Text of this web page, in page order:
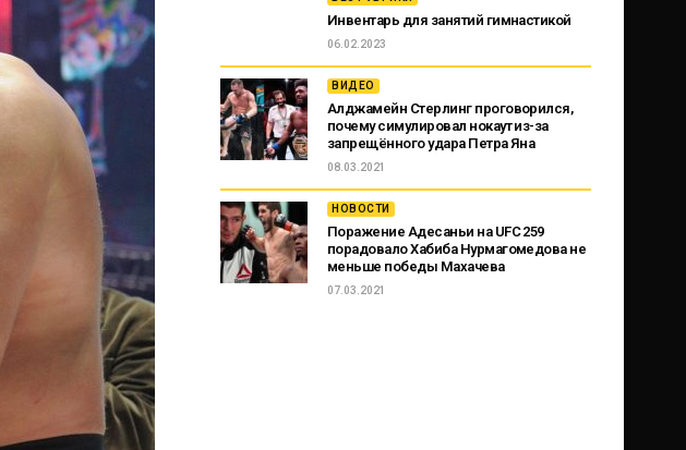
Инвентарь для занятий гимнастикой
06.02.2023
ВИДЕО
Алджамейн Стерлинг проговорился,
почему симулировал нокаут из-за
запрещённого удара Петра Яна
08.03.2021
НОВОСТИ
Поражение Адесаньи на UFC 259
порадовало Хабиба Нурмагомедова не
меньше победы Махачева
07.03.2021